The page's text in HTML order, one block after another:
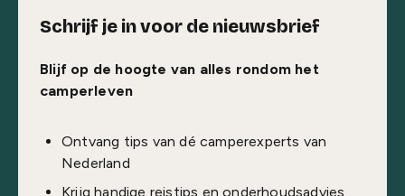
Schrijf je in voor de nieuwsbrief
Blijf op de hoogte van alles rondom het
camperleven
Ontvang tips van dé camperexperts van
Nederland
Krijg handige reistips en onderhoudsadvies